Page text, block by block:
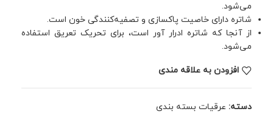
می‌شود.
شاتره دارای خاصیت پاکسازی و تصفیه‌کنندگی خون است.
از آنجا که شاتره ادرار آور است، برای تحریک تعریق استفاده
می‌شود.
افزودن به علاقه مندی
دسته: عرقیات بسته بندی